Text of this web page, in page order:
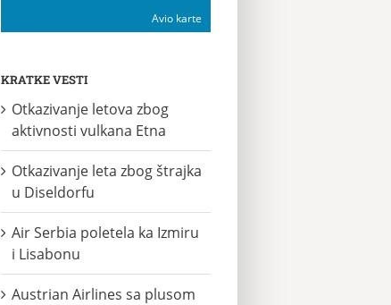
Avio karte
KRATKE VESTI
Otkazivanje letova zbog
aktivnosti vulkana Etna
Otkazivanje leta zbog štrajka
u Diseldorfu
Air Serbia poletela ka Izmiru
i Lisabonu
Austrian Airlines sa plusom